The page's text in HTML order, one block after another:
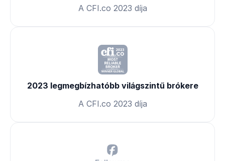
A CFI.co 2023 díja
2023 legmegbízhatóbb világszintű brókere
A CFI.co 2023 díja